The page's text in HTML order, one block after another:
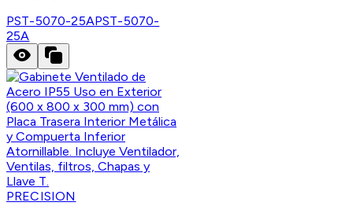
PST-5070-25APST-5070-
25A
PRECISION